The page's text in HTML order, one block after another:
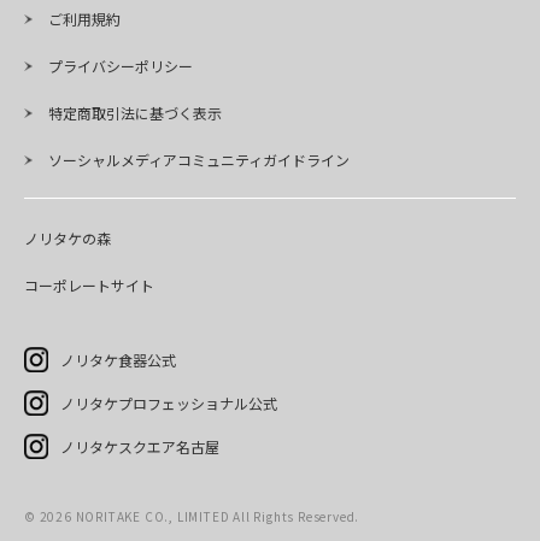
ご利用規約
プライバシーポリシー
特定商取引法に基づく表示
ソーシャルメディアコミュニティガイドライン
ノリタケの森
コーポレートサイト
ノリタケ食器公式
ノリタケプロフェッショナル公式
ノリタケスクエア名古屋
© 2026 NORITAKE CO., LIMITED All Rights Reserved.